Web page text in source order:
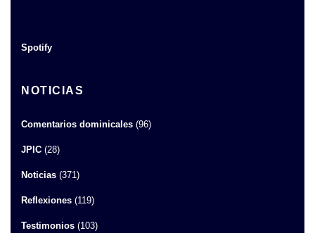
Spotify
NOTICIAS
Comentarios dominicales (96)
JPIC (28)
Noticias (371)
Reflexiones (119)
Testimonios (103)